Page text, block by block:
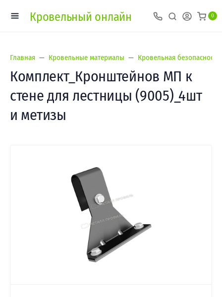
Кровельный онлайн 0
Главная Кровельные материалы Кровельная безопасность
Комплект_Кронштейнов МП к
стене для лестницы (9005)_4шт
и метизы